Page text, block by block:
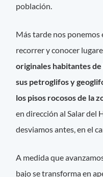
población.
Más tarde nos ponemos
recorrer y conocer
originales habitantes
sus petroglifos y
los pisos rocosos de la
en dirección al Salar del
desviamos antes, en el
A medida que
bajo se transforma en